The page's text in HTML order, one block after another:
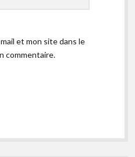
et mon site dans le
commentaire.